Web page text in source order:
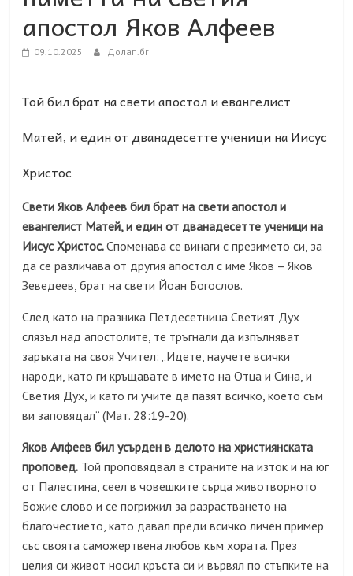
апостол Яков Алфеев
09.10.2025 Долап.бг
Той бил брат на свети апостол и евангелист
Матей, и един от дванадесетте ученици на Иисус
Христос
Свети Яков Алфеев бил брат на свети апостол и
евангелист Матей, и един от дванадесетте ученици на
Иисус Христос.Споменава се винаги с презимето си, за
да се различава от другия апостол с име Яков – Яков
Зеведеев, брат на свети Йоан Богослов.
След като на празника Петдесетница Светият Дух
слязъл над апостолите, те тръгнали да изпълняват
заръката на своя Учител: „Идете, научете всички
народи, като ги кръщавате в името на Отца и Сина, и
Светия Дух, и като ги учите да пазят всичко, което съм
ви заповядал“ (Мат. 28:19-20).
Яков Алфеев бил усърден в делото на християнската
проповед. Той проповядвал в страните на изток и на юг
от Палестина, сеел в човешките сърца животворното
Божие слово и се погрижил за разрастването на
благочестието, като давал преди всичко личен пример
със своята саможертвена любов към хората. През
целия си живот носил кръста си и вървял по стъпките на